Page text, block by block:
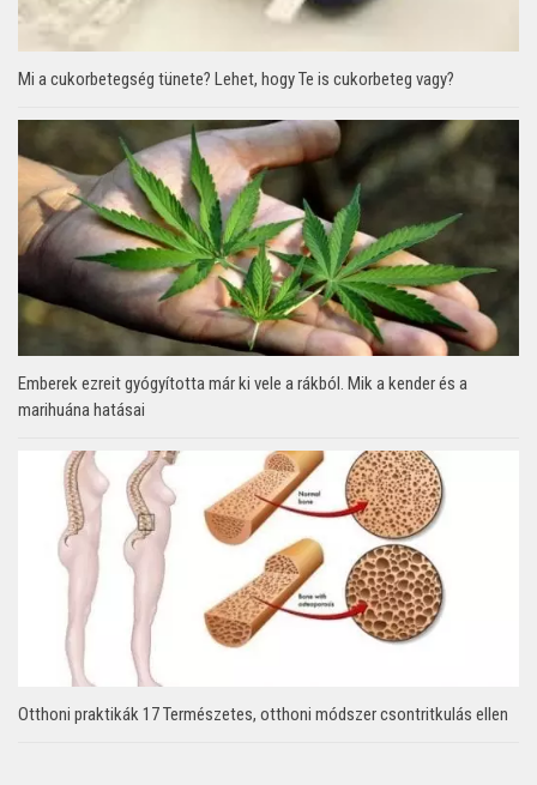
Mi a cukorbetegség tünete? Lehet, hogy Te is cukorbeteg vagy?
Emberek ezreit gyógyította már ki vele a rákból. Mik a kender és a
marihuána hatásai
Otthoni praktikák 17 Természetes, otthoni módszer csontritkulás ellen